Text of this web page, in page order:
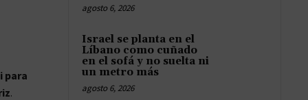
para
.
agosto 6, 2026
Israel se planta en el
Líbano como cuñado
en el sofá y no suelta ni
un metro más
agosto 6, 2026